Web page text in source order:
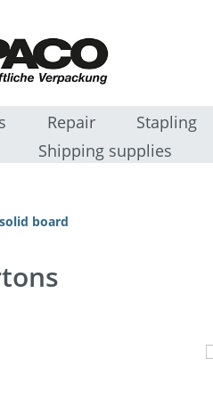
Repair Stapling
Shipping supplies
board